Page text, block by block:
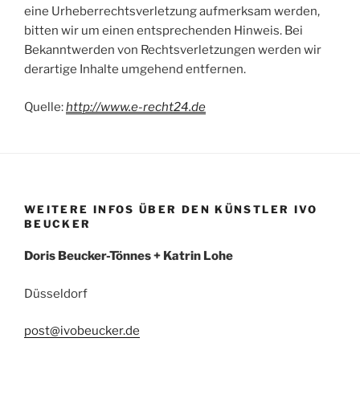
eine Urheberrechtsverletzung aufmerksam werden,
bitten wir um einen entsprechenden Hinweis. Bei
Bekanntwerden von Rechtsverletzungen werden wir
derartige Inhalte umgehend entfernen.
Quelle:http://www.e-recht24.de
WEITERE INFOS ÜBER DEN KÜNSTLER IVO
BEUCKER
Doris Beucker-Tönnes + Katrin Lohe
Düsseldorf
post@ivobeucker.de